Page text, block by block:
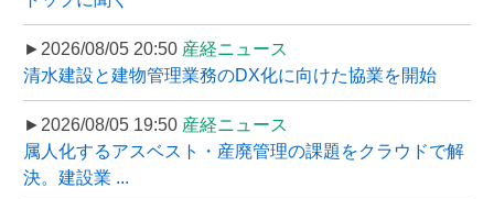
►2026/08/05 20:50 産経ニュース
清水建設と建物管理業務のDX化に向けた協業を開始
►2026/08/05 19:50 産経ニュース
属人化するアスベスト・産廃管理の課題をクラウドで解
決。建設業 ...